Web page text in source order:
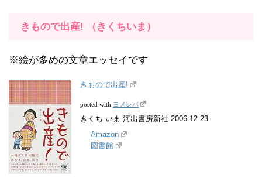
きもので出産! （きくちいま）
※絵が多めの文章エッセイです
きもので出産!
posted with ヨメレバ
きくち いま 河出書房新社 2006-12-23
Amazon
図書館